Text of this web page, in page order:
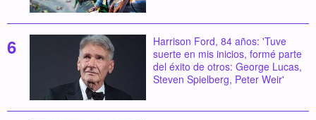
Harrison Ford, 84 años: 'Tuve
suerte en mis inicios, formé parte
del éxito de otros: George Lucas,
Steven Spielberg, Peter Weir'